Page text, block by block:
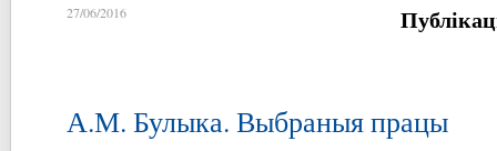
27/06/2016
А.М. Булыка. Выбраныя працы